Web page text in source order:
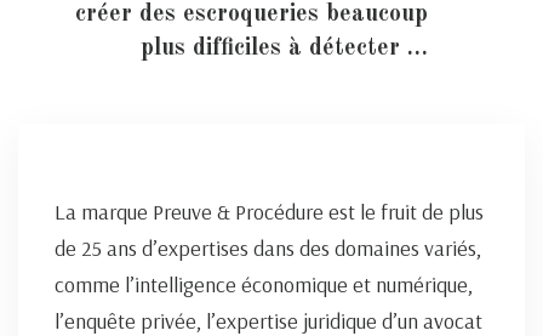
créer des escroqueries beaucoup
plus difficiles à détecter …
La marque Preuve & Procédure est le fruit de plus
de 25 ans d’expertises dans des domaines variés,
comme l’intelligence économique et numérique,
l’enquête privée, l’expertise juridique d’un avocat